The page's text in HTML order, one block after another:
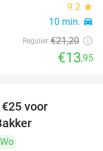
9.2 star
10 min. directions_car
Regulier €21,20
€13,95
voor
Wo